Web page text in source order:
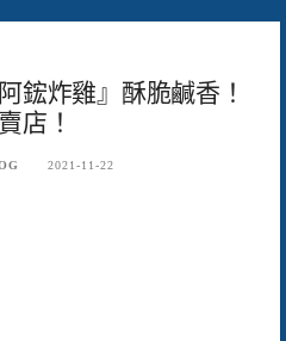
鋐炸雞』酥脆鹹香！
店！
2021-11-22